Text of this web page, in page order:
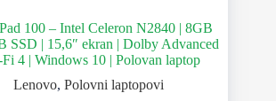
100 – Intel Celeron N2840 | 8GB
SSD | 15,6″ ekran | Dolby Advanced
4 | Windows 10 | Polovan laptop
Lenovo, Polovni laptopovi